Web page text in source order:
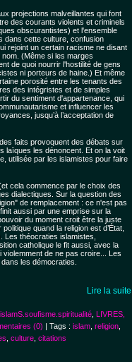
projections malveillantes qui font
des courants violents et criminels
obscurantistes) et l'ensemble
dans cette culture, confusion
rejoint un certain racisme ne disant
(Même si les marges
de quoi nourrir l'hostilité de gens
ni porteurs de haine.) Et même
porosité entre les tenants des
des intégristes et de simples
du sentiment d'appartenance, qui
et influencer les
jusqu’à l’acceptation de
faits provoquent des débats sur
laïques les dénoncent. Et on la voit
utilisée par les islamistes pour faire
cela commence par le choix des
dialectiques. Sur la question des
de remplacement : ce n'est pas
aussi par une emprise sur la
du moment croit être la juste
quand la religion est d’État,
Les théocraties islamistes,
catholique le fit aussi, avec la
de ne pas croire... Les
les démocraties.
Lire la suite
LIVRES,
(0) | Tags : islam religion
culture citations